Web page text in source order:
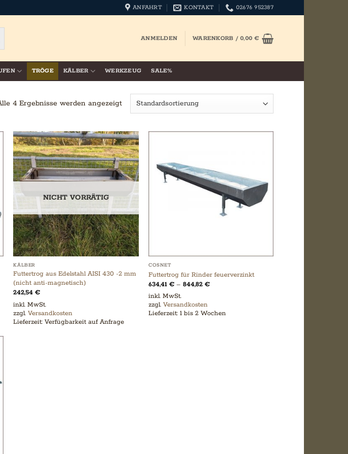
ANFAHRT KONTAKT 02676 952387
ANMELDEN WARENKORB /0,00€
TRÖGE KÄLBER WERKZEUG SALE%
4 Ergebnisse werden angezeigt
NICHT VORRÄTIG
KÄLBER
Futtertrog aus Edelstahl AISI 430 -2 mm
(nicht anti-magnetisch)
242,54€
inkl. MwSt.
zzgl.Versandkosten
Lieferzeit:Verfügbarkeit auf Anfrage
COSNET
Futtertrog für Rinder feuerverzinkt
634,41€ –844,82€
inkl. MwSt.
zzgl.Versandkosten
Lieferzeit:1 bis 2 Wochen